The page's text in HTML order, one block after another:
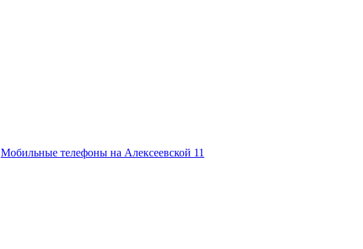
Мобильные телефоны на Алексеевской 11